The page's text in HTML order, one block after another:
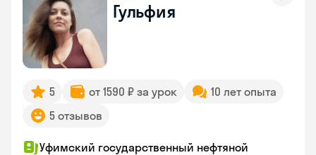
Гульфия
5 от 1590 ₽ за урок
10 лет опыта
5 отзывов
Уфимский государственный нефтяной